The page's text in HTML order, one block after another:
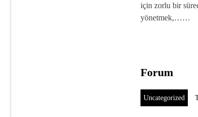
için zorlu bir
yönetmek,……
Forum
Uncategorized